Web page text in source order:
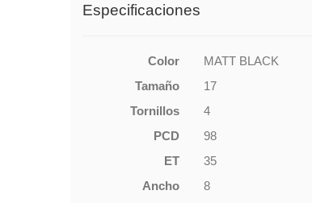
Especificaciones
Color
MATT BLACK
Tamaño
17
Tornillos
4
PCD
98
ET
35
Ancho
8